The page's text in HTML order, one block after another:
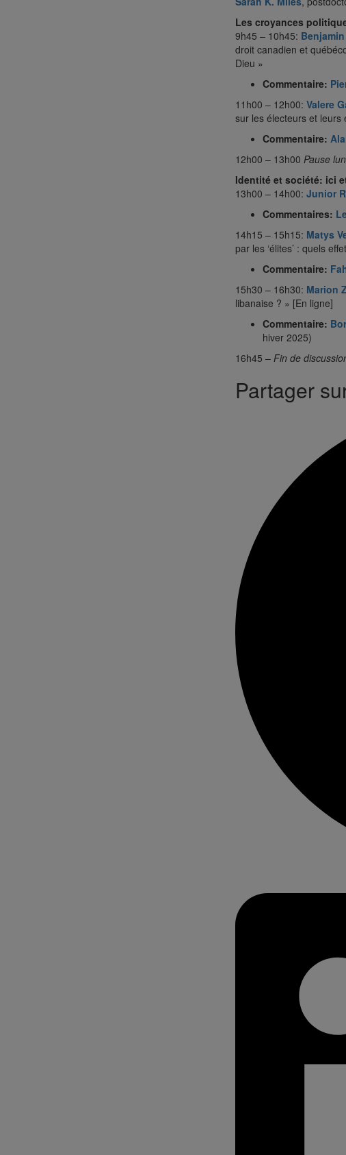
Les croyances
9h45 – 10h45:
droit canadien et
Dieu »
Commentaire:
11h00 – 12h00: Valere
sur les électeurs et leurs
Commentaire:
12h00 – 13h00 Pause
Identité et société: ici
13h00 – 14h00: Junior
Commentaires:
14h15 – 15h15: Matys
par les ‘élites’ : quels
Commentaire:
15h30 – 16h30: Marion
libanaise ? » [En ligne]
Commentaire:
hiver 2025)
16h45 – Fin de
Partager